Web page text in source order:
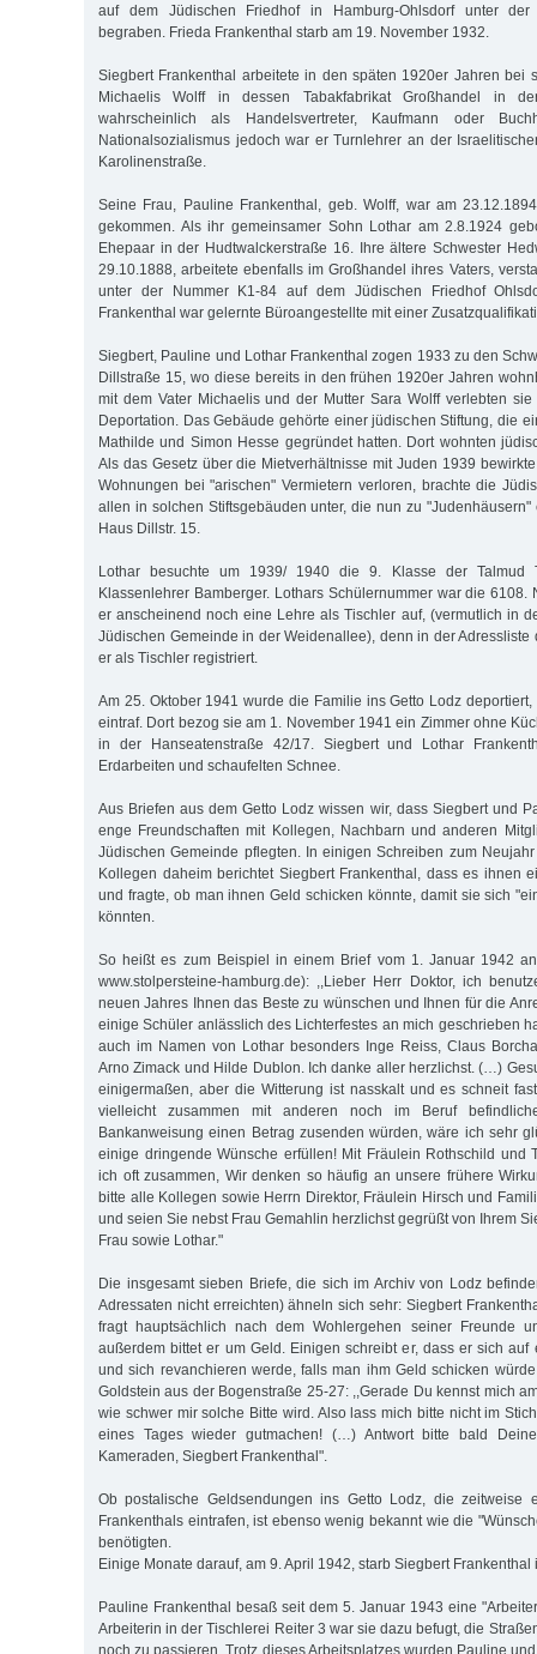
auf dem Jüdischen Friedhof in Hamburg-Ohlsdorf unter der
begraben. Frieda Frankenthal starb am 19. November 1932.
Siegbert Frankenthal arbeitete in den späten 1920er Jahren bei
Michaelis Wolff in dessen Tabakfabrikat Großhandel in
wahrscheinlich als Handelsvertreter, Kaufmann oder
Nationalsozialismus jedoch war er Turnlehrer an der
Karolinenstraße.
Seine Frau, Pauline Frankenthal, geb. Wolff, war am
gekommen. Als ihr gemeinsamer Sohn Lothar am 2.8.1924
Ehepaar in der Hudtwalckerstraße 16. Ihre ältere Schwester
29.10.1888, arbeitete ebenfalls im Großhandel ihres Vaters,
unter der Nummer K1-84 auf dem Jüdischen Friedhof
Frankenthal war gelernte Büroangestellte mit einer
Siegbert, Pauline und Lothar Frankenthal zogen 1933 zu den
Dillstraße 15, wo diese bereits in den frühen 1920er Jahren
mit dem Vater Michaelis und der Mutter Sara Wolff verlebten
Deportation. Das Gebäude gehörte einer jüdischen Stiftung, die
Mathilde und Simon Hesse gegründet hatten. Dort wohnten
Als das Gesetz über die Mietverhältnisse mit Juden 1939
Wohnungen bei "arischen" Vermietern verloren, brachte die
allen in solchen Stiftsgebäuden unter, die nun zu
Haus Dillstr. 15.
Lothar besuchte um 1939/ 1940 die 9. Klasse der Talmud
Klassenlehrer Bamberger. Lothars Schülernummer war die 6108.
er anscheinend noch eine Lehre als Tischler auf, (vermutlich in
Jüdischen Gemeinde in der Weidenallee), denn in der Adressliste
er als Tischler registriert.
Am 25. Oktober 1941 wurde die Familie ins Getto Lodz
eintraf. Dort bezog sie am 1. November 1941 ein Zimmer ohne
in der Hanseatenstraße 42/17. Siegbert und Lothar
Erdarbeiten und schaufelten Schnee.
Aus Briefen aus dem Getto Lodz wissen wir, dass Siegbert und
enge Freundschaften mit Kollegen, Nachbarn und anderen
Jüdischen Gemeinde pflegten. In einigen Schreiben zum
Kollegen daheim berichtet Siegbert Frankenthal, dass es ihnen
und fragte, ob man ihnen Geld schicken könnte, damit sie sich
könnten.
So heißt es zum Beispiel in einem Brief vom 1. Januar 1942
www.stolpersteine-hamburg.de): ,,Lieber Herr Doktor, ich
neuen Jahres Ihnen das Beste zu wünschen und Ihnen für die
einige Schüler anlässlich des Lichterfestes an mich geschrieben
auch im Namen von Lothar besonders Inge Reiss, Claus
Arno Zimack und Hilde Dublon. Ich danke aller herzlichst. (…)
einigermaßen, aber die Witterung ist nasskalt und es schneit
vielleicht zusammen mit anderen noch im Beruf
Bankanweisung einen Betrag zusenden würden, wäre ich sehr
einige dringende Wünsche erfüllen! Mit Fräulein Rothschild und
ich oft zusammen, Wir denken so häufig an unsere frühere
bitte alle Kollegen sowie Herrn Direktor, Fräulein Hirsch und
und seien Sie nebst Frau Gemahlin herzlichst gegrüßt von Ihrem
Frau sowie Lothar."
Die insgesamt sieben Briefe, die sich im Archiv von Lodz
Adressaten nicht erreichten) ähneln sich sehr: Siegbert
fragt hauptsächlich nach dem Wohlergehen seiner Freunde
außerdem bittet er um Geld. Einigen schreibt er, dass er sich auf
und sich revanchieren werde, falls man ihm Geld schicken
Goldstein aus der Bogenstraße 25-27: ,,Gerade Du kennst mich
wie schwer mir solche Bitte wird. Also lass mich bitte nicht im
eines Tages wieder gutmachen! (…) Antwort bitte bald
Kameraden, Siegbert Frankenthal".
Ob postalische Geldsendungen ins Getto Lodz, die zeitweise
Frankenthals eintrafen, ist ebenso wenig bekannt wie die
benötigten.
Einige Monate darauf, am 9. April 1942, starb Siegbert Frankenthal
Pauline Frankenthal besaß seit dem 5. Januar 1943 eine
Arbeiterin in der Tischlerei Reiter 3 war sie dazu befugt, die
noch zu passieren. Trotz dieses Arbeitsplatzes wurden Pauline